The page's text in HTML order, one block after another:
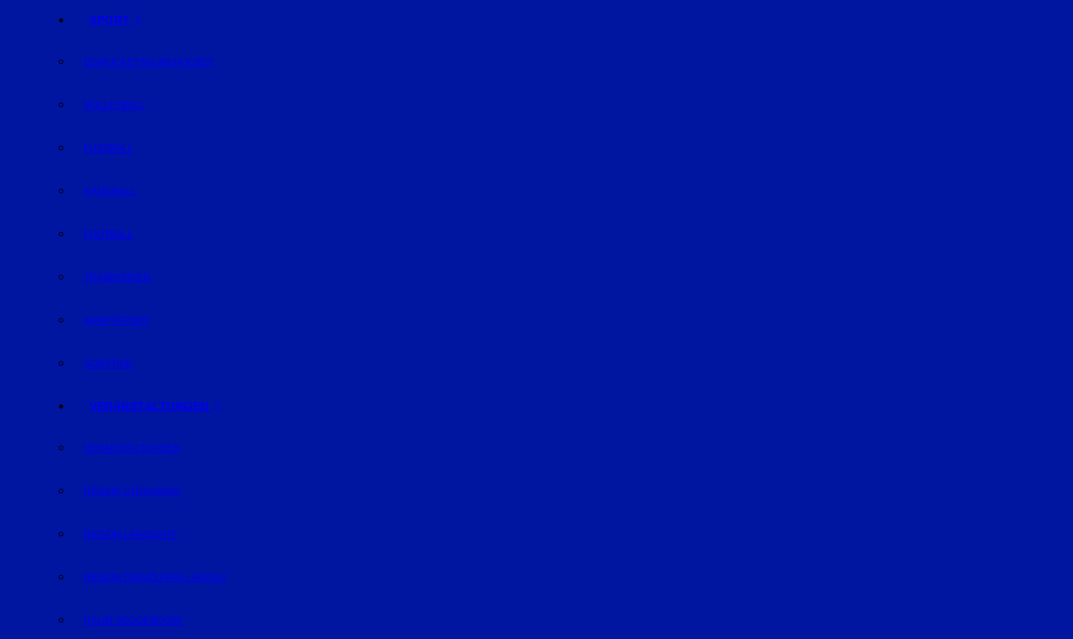
SPORT
EISHOCKEY/INLINEHOCKEY
VOLLEYBALL
FUSSBALL
HANDBALL
FOOTBALL
TRABRENNEN
KAMPFSPORT
SONSTIGE
VERANSTALTUNGEN
VERANSTALTUNGEN
REGION STRAUBING
REGION LANDSHUT
REGION DINGOLFING-LANDAU
RAUM DEGGENDORF